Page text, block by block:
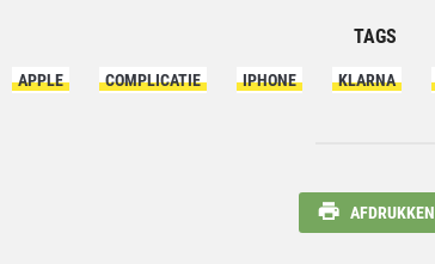
TAGS
APPLE COMPLICATIE IPHONE KLARNA
AFDRUKKEN